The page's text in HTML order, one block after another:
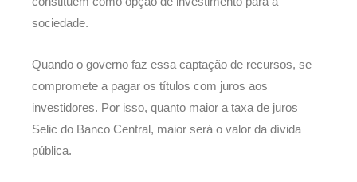
sociedade.
Quando o governo faz essa captação de recursos, se
compromete a pagar os títulos com juros aos
investidores. Por isso, quanto maior a taxa de juros
Selic do Banco Central, maior será o valor da dívida
pública.